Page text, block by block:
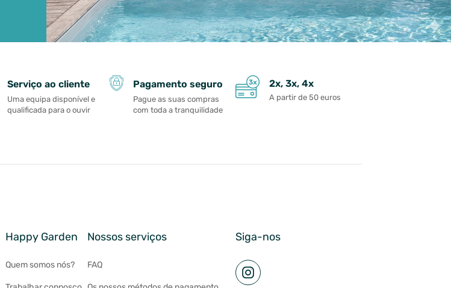
Serviço ao cliente
Uma equipa disponível e
qualificada para o ouvir
Pagamento seguro
Pague as suas compras
com toda a tranquilidade
2x, 3x, 4x
A partir de 50 euros
Happy Garden
Quem somos nós?
Nossos serviços
FAQ
Siga-nos